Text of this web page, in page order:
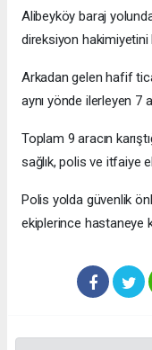
Alibeyköy baraj
direksiyon hakimiyetini
Arkadan gelen hafif
aynı yönde ilerleyen 7
Toplam 9 aracın
sağlık, polis ve itfaiye
Polis yolda güvenlik
ekiplerince hastaneye